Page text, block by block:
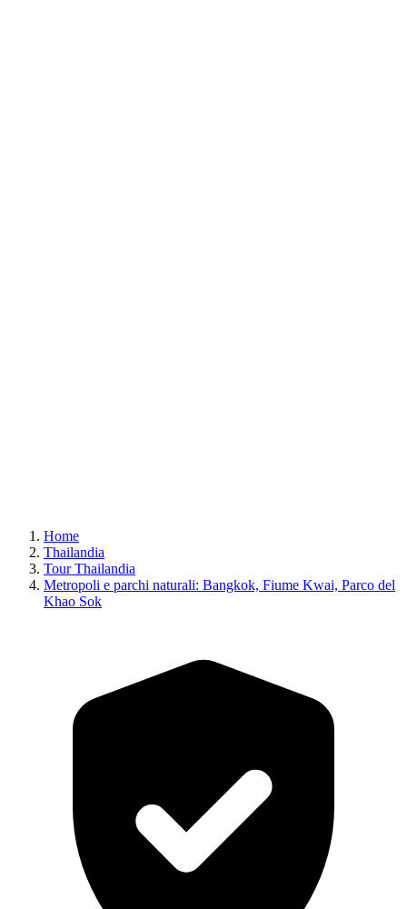
Home
Thailandia
Tour Thailandia
Metropoli e parchi naturali: Bangkok, Fiume Kwai, Parco del
Khao Sok